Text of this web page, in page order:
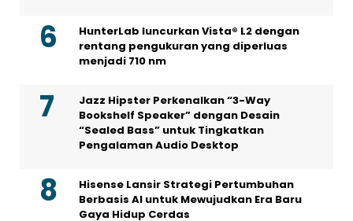
HunterLab luncurkan Vista® L2 dengan
rentang pengukuran yang diperluas
menjadi 710 nm
Jazz Hipster Perkenalkan “3-Way
Bookshelf Speaker” dengan Desain
“Sealed Bass” untuk Tingkatkan
Pengalaman Audio Desktop
Hisense Lansir Strategi Pertumbuhan
Berbasis AI untuk Mewujudkan Era Baru
Gaya Hidup Cerdas